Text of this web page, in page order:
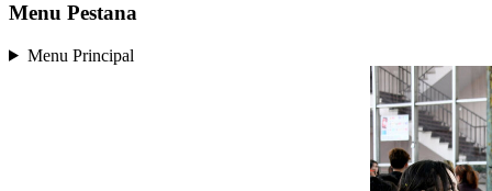
Menu Pestana
Menu Principal